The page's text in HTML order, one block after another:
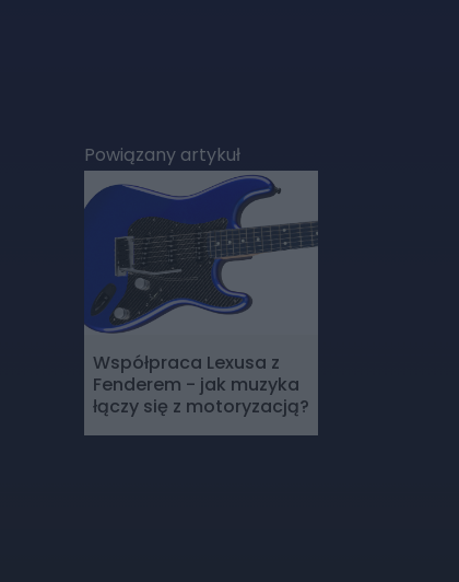
Powiązany artykuł
Współpraca Lexusa z
Fenderem - jak muzyka
łączy się z motoryzacją?